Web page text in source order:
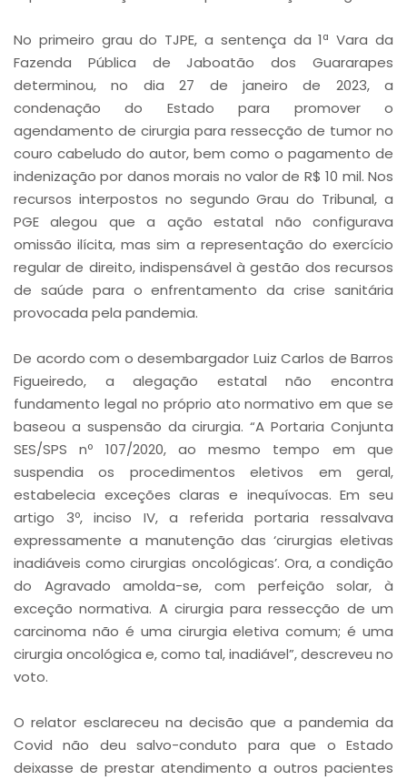
No primeiro grau do TJPE, a sentença da 1ª Vara da
Fazenda Pública de Jaboatão dos Guararapes
determinou, no dia 27 de janeiro de 2023, a
condenação do Estado para promover o
agendamento de cirurgia para ressecção de tumor no
couro cabeludo do autor, bem como o pagamento de
indenização por danos morais no valor de R$ 10 mil. Nos
recursos interpostos no segundo Grau do Tribunal, a
PGE alegou que a ação estatal não configurava
omissão ilícita, mas sim a representação do exercício
regular de direito, indispensável à gestão dos recursos
de saúde para o enfrentamento da crise sanitária
provocada pela pandemia.
De acordo com o desembargador Luiz Carlos de Barros
Figueiredo, a alegação estatal não encontra
fundamento legal no próprio ato normativo em que se
baseou a suspensão da cirurgia. “A Portaria Conjunta
SES/SPS nº 107/2020, ao mesmo tempo em que
suspendia os procedimentos eletivos em geral,
estabelecia exceções claras e inequívocas. Em seu
artigo 3º, inciso IV, a referida portaria ressalvava
expressamente a manutenção das ‘cirurgias eletivas
inadiáveis como cirurgias oncológicas’. Ora, a condição
do Agravado amolda-se, com perfeição solar, à
exceção normativa. A cirurgia para ressecção de um
carcinoma não é uma cirurgia eletiva comum; é uma
cirurgia oncológica e, como tal, inadiável”, descreveu no
voto.
O relator esclareceu na decisão que a pandemia da
Covid não deu salvo-conduto para que o Estado
deixasse de prestar atendimento a outros pacientes